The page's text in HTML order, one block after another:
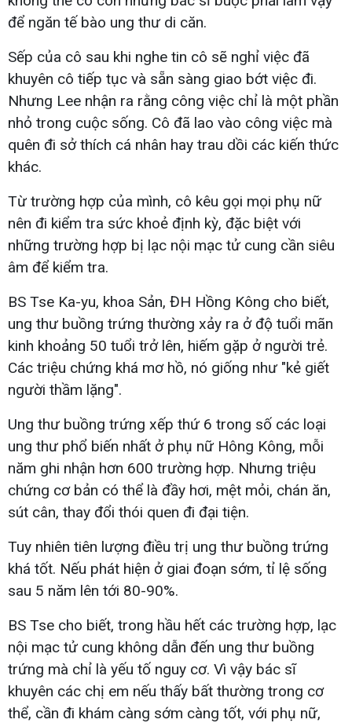
để ngăn tế bào ung thư di căn.
Sếp của cô sau khi nghe tin cô sẽ nghỉ việc đã
khuyên cô tiếp tục và sẵn sàng giao bớt việc đi.
Nhưng Lee nhận ra rằng công việc chỉ là một phần
nhỏ trong cuộc sống. Cô đã lao vào công việc mà
quên đi sở thích cá nhân hay trau dồi các kiến thức
khác.
Từ trường hợp của mình, cô kêu gọi mọi phụ nữ
nên đi kiểm tra sức khoẻ định kỳ, đặc biệt với
những trường hợp bị lạc nội mạc tử cung cần siêu
âm để kiểm tra.
BS Tse Ka-yu, khoa Sản, ĐH Hồng Kông cho biết,
ung thư buồng trứng thường xảy ra ở độ tuổi mãn
kinh khoảng 50 tuổi trở lên, hiếm gặp ở người trẻ.
Các triệu chứng khá mơ hồ, nó giống như "kẻ giết
người thầm lặng".
Ung thư buồng trứng xếp thứ 6 trong số các loại
ung thư phổ biến nhất ở phụ nữ Hông Kông, mỗi
năm ghi nhận hơn 600 trường hợp. Nhưng triệu
chứng cơ bản có thể là đầy hơi, mệt mỏi, chán ăn,
sút cân, thay đổi thói quen đi đại tiện.
Tuy nhiên tiên lượng điều trị ung thư buồng trứng
khá tốt. Nếu phát hiện ở giai đoạn sớm, tỉ lệ sống
sau 5 năm lên tới 80-90%.
BS Tse cho biết, trong hầu hết các trường hợp, lạc
nội mạc tử cung không dẫn đến ung thư buồng
trứng mà chỉ là yếu tố nguy cơ. Vì vậy bác sĩ
khuyên các chị em nếu thấy bất thường trong cơ
thể, cần đi khám càng sớm càng tốt, với phụ nữ,